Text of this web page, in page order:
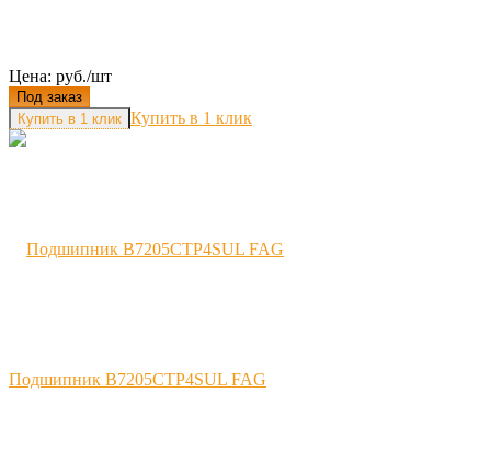
Цена: руб./шт
Под заказ
Купить в 1 клик
Подшипник B7205CTP4SUL FAG